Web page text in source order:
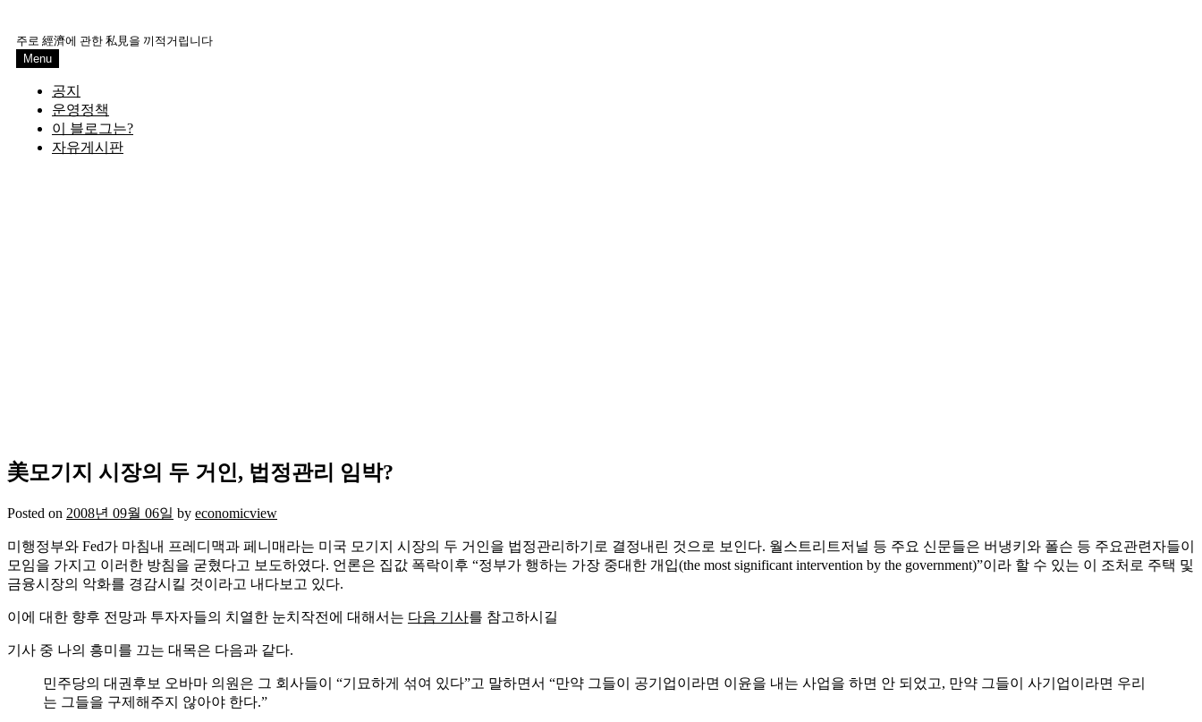
content
주로 經濟에 관한 私見을 끼적거립니다
Menu
공지
운영정책
이 블로그는?
자유게시판
美모기지 시장의 두 거인, 법정관리 임박?
Posted on 2008년 09월 06일 by economicview
미행정부와 Fed가 마침내 프레디맥과 페니매라는 미국 모기지 시장의 두 거인을 법정관리하기로 결정내린 것으로 보인다. 월스트리트저널 등 주요 신문들은 버냉키와 폴슨 등 주요관련자들이
모임을 가지고 이러한 방침을 굳혔다고 보도하였다. 언론은 집값 폭락이후 “정부가 행하는 가장 중대한 개입(the most significant intervention by the government)”이라 할 수 있는 이 조처로 주택 및
금융시장의 악화를 경감시킬 것이라고 내다보고 있다.
이에 대한 향후 전망과 투자자들의 치열한 눈치작전에 대해서는 다음 기사를 참고하시길
기사 중 나의 흥미를 끄는 대목은 다음과 같다.
민주당의 대권후보 오바마 의원은 그 회사들이 “기묘하게 섞여 있다”고 말하면서 “만약 그들이 공기업이라면 이윤을 내는 사업을 하면 안 되었고, 만약 그들이 사기업이라면 우리
는 그들을 구제해주지 않아야 한다.”